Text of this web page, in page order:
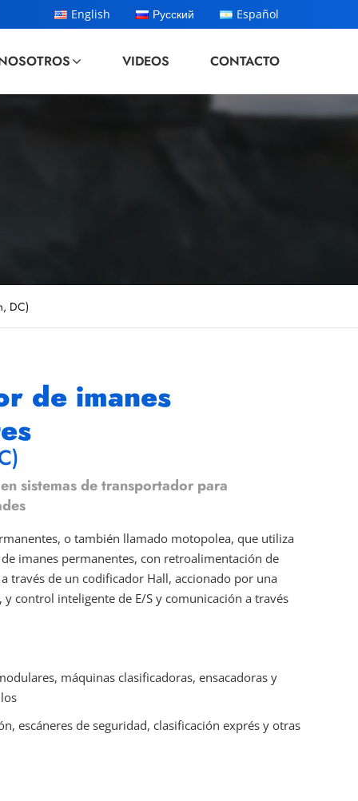
English Русский Español
VIDEOS CONTACTO
DC)
de imanes
sistemas de transportador para
o también llamado motopolea, que utiliza
imanes permanentes, con retroalimentación de
través de un codificador Hall, accionado por una
control inteligente de E/S y comunicación a través
máquinas clasificadoras, ensacadoras y
escáneres de seguridad, clasificación exprés y otras